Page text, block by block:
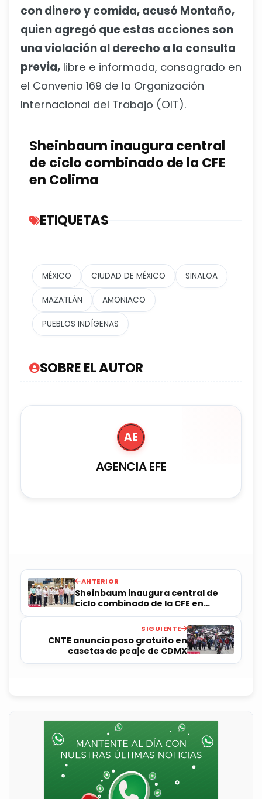
con dinero y comida, acusó Montaño,
quien agregó que estas acciones son
una violación al derecho a la consulta
previa, libre e informada, consagrado en
el Convenio 169 de la Organización
Internacional del Trabajo (OIT).
Sheinbaum inaugura central
de ciclo combinado de la CFE
en Colima
ETIQUETAS
MÉXICO CIUDAD DE MÉXICO SINALOA
MAZATLÁN AMONIACO
PUEBLOS INDÍGENAS
SOBRE EL AUTOR
AE
AGENCIA EFE
ANTERIOR
Sheinbaum inaugura central de
ciclo combinado de la CFE en
Colima
SIGUIENTE
CNTE anuncia paso gratuito en
casetas de peaje de CDMX